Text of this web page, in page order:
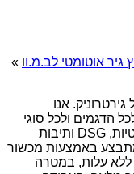
גיר אוטומטי לב.מ.וו »
מוביל גירטרוניק. אנו
הדגמים ולכל סוגי
התיבות – אוטומטיות, רציפות (CVT), רובוטיות, DSG ותיבות
באמצעות מכשור
ללא עלות, במטרה